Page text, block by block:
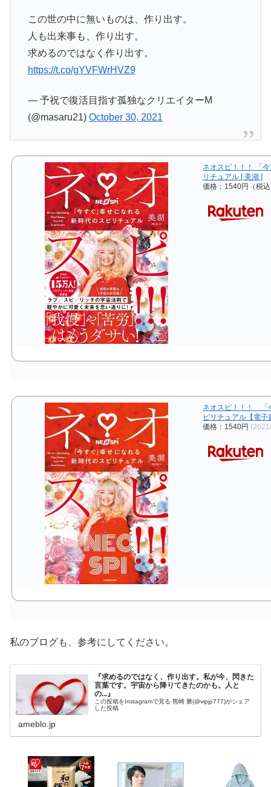
この世の中に無いものは、作り出す。
人も出来事も、作り出す。
求めるのではなく作り出す。
https://t.co/gYVFWrHVZ9
— 予祝で復活目指す孤独なクリエイターM
(@masaru21) October 30, 2021
ネオスピ！！！ 「
リチュアル [ 美湖 ]
価格：1540円（税
ネオスピ！！！ 「
ピリチュアル【電子
価格：1540円
私のブログも、参考にしてください。
『求めるのではなく、作り出す。私が今、閃きた
言葉です。宇宙から降りてきたのかも。人と
の...』
この投稿をInstagramで見る 熊崎 勝(@vipjp777)がシェア
した投稿
ameblo.jp